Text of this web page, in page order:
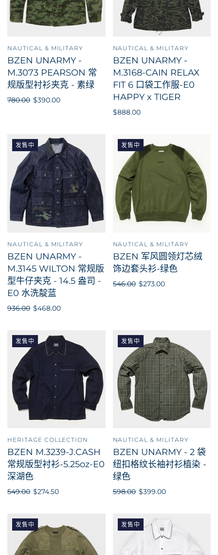
NAUTICAL & MILITARY
BZEN UNARMY -
M.3073 PEARSON 常
规版型衬衫夹克 - 素绿
780.00 $390.00
NAUTICAL & MILITARY
BZEN UNARMY -
M.3168-CAIN RELAX
FIT 6 口袋工作服-E0
HAPPY x TIGER
$888.00
发售中
NAUTICAL & MILITARY
BZEN UNARMY -
M.3145 WILTON 常规版
型牛仔夹克 - 14.5 盎司 -
E0 水洗靛蓝
936.00 $468.00
发售中
NAUTICAL & MILITARY
BZEN 军风圆领灯芯绒
饰边套头衫-绿色
546.00 $273.00
发售中
HERITAGE COLLECTION
BZEN M.3239-J.CASH
常规版型衬衫-5.25oz-E0
深湖色
549.00 $274.50
发售中
NAUTICAL & MILITARY
BZEN UNARMY - 2 袋
纽扣格纹长袖衬衫植染 -
绿色
598.00 $399.00
发售中 发售中